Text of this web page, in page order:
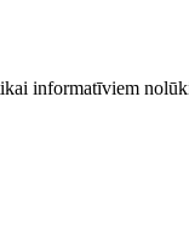
informatīviem